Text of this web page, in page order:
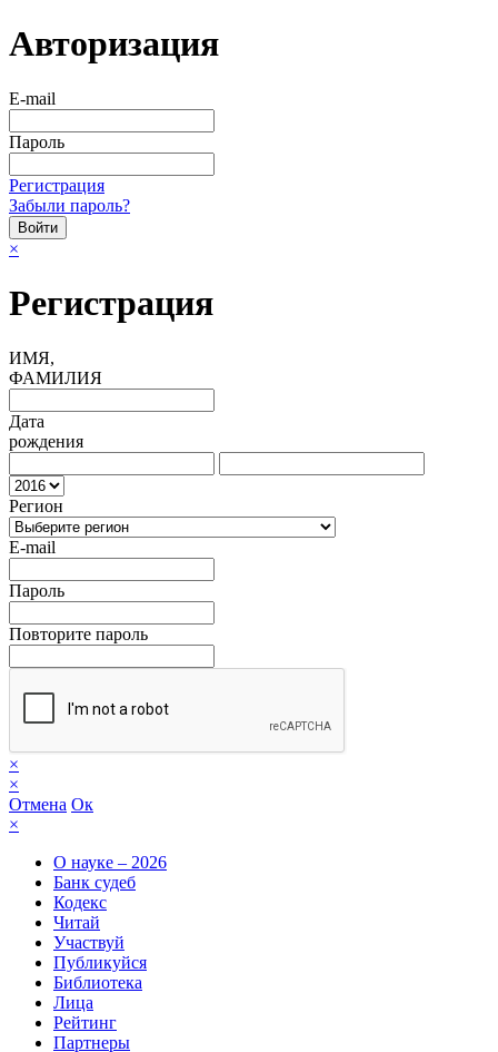
Авторизация
E-mail
Пароль
Регистрация
Забыли пароль?
×
Регистрация
ИМЯ,
ФАМИЛИЯ
Дата
рождения
Регион
E-mail
Пароль
Повторите пароль
×
×
Отмена Ок
×
О науке – 2026
Банк судеб
Кодекс
Читай
Участвуй
Публикуйся
Библиотека
Лица
Рейтинг
Партнеры